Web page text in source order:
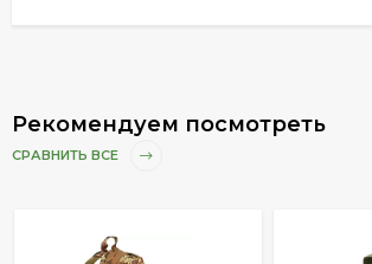
Рекомендуем посмотреть
СРАВНИТЬ ВСЕ